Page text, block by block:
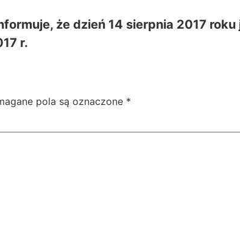
że dzień 14 sierpnia 2017
r.
pola są oznaczone *